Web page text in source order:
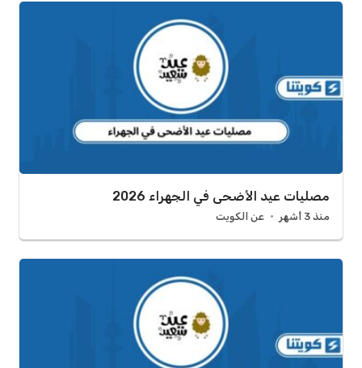
مصليات عيد الأضحى في الجهراء 2026
منذ 3 أشهر عن الكويت